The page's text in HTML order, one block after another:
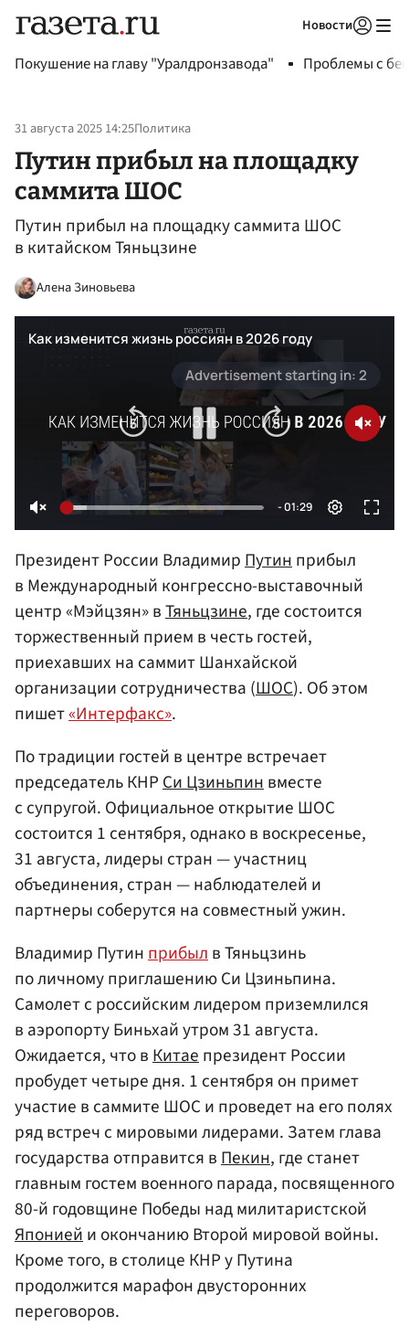
Новости
Покушение на главу "Уралдронзавода" Проблемы с
31 августа 2025 14:25Политика
Путин прибыл на площадку
саммита ШОС
Путин прибыл на площадку саммита ШОС
в китайском Тяньцзине
Алена Зиновьева
Президент России ВладимирПутинприбыл
в Международный конгрессно-выставочный
центр «Мэйцзян» вТяньцзине, где состоится
торжественный прием в честь гостей,
приехавших на саммит Шанхайской
организации сотрудничества (ШОС). Об этом
пишет«Интерфакс».
По традиции гостей в центре встречает
председатель КНРСи Цзиньпинвместе
с супругой. Официальное открытие ШОС
состоится 1 сентября, однако в воскресенье,
31 августа, лидеры стран — участниц
объединения, стран — наблюдателей и
партнеры соберутся на совместный ужин.
Владимир Путинприбылв Тяньцзинь
по личному приглашению Си Цзиньпина.
Самолет с российским лидером приземлился
в аэропорту Биньхай утром 31 августа.
Ожидается, что вКитаепрезидент России
пробудет четыре дня. 1 сентября он примет
участие в саммите ШОС и проведет на его полях
ряд встреч с мировыми лидерами. Затем глава
государства отправится вПекин, где станет
главным гостем военного парада, посвященного
80-й годовщине Победы над милитаристской
Япониейи окончанию Второй мировой войны.
Кроме того, в столице КНР у Путина
продолжится марафон двусторонних
переговоров.